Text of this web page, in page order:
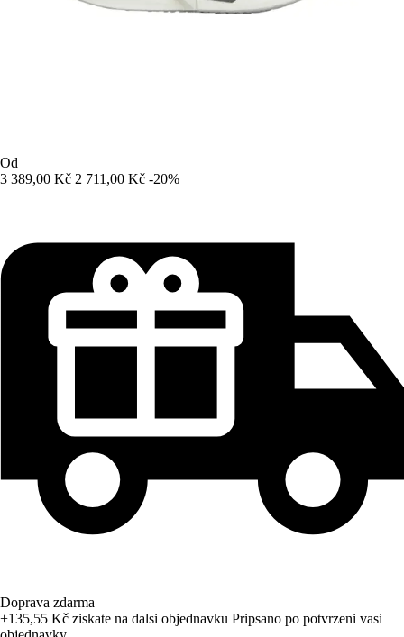
Od
3 389,00 Kč 2 711,00 Kč -20%
Doprava zdarma
+135,55 Kč ziskate na dalsi objednavku Pripsano po potvrzeni vasi